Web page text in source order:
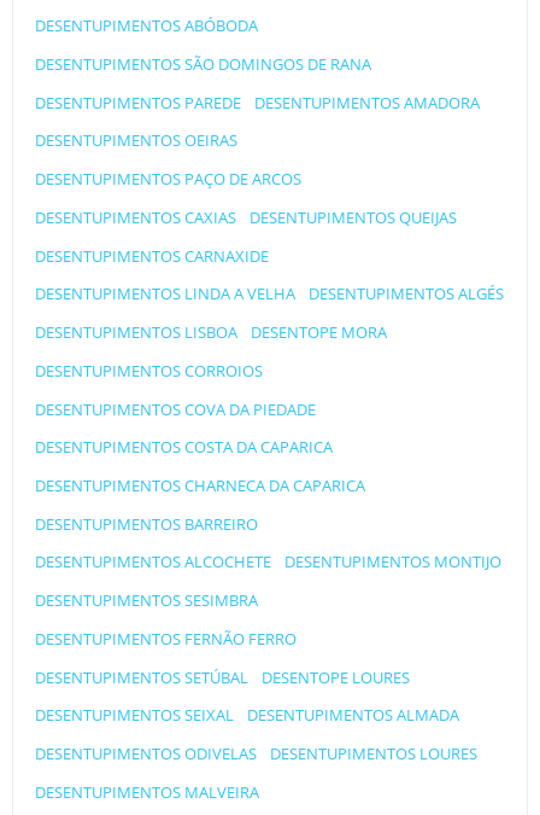
DESENTUPIMENTOS ABÓBODA
DESENTUPIMENTOS SÃO DOMINGOS DE RANA
DESENTUPIMENTOS PAREDE
DESENTUPIMENTOS AMADORA
DESENTUPIMENTOS OEIRAS
DESENTUPIMENTOS PAÇO DE ARCOS
DESENTUPIMENTOS CAXIAS
DESENTUPIMENTOS QUEIJAS
DESENTUPIMENTOS CARNAXIDE
DESENTUPIMENTOS LINDA A VELHA
DESENTUPIMENTOS ALGÉS
DESENTUPIMENTOS LISBOA
DESENTOPE MORA
DESENTUPIMENTOS CORROIOS
DESENTUPIMENTOS COVA DA PIEDADE
DESENTUPIMENTOS COSTA DA CAPARICA
DESENTUPIMENTOS CHARNECA DA CAPARICA
DESENTUPIMENTOS BARREIRO
DESENTUPIMENTOS ALCOCHETE
DESENTUPIMENTOS MONTIJO
DESENTUPIMENTOS SESIMBRA
DESENTUPIMENTOS FERNÃO FERRO
DESENTUPIMENTOS SETÚBAL
DESENTOPE LOURES
DESENTUPIMENTOS SEIXAL
DESENTUPIMENTOS ALMADA
DESENTUPIMENTOS ODIVELAS
DESENTUPIMENTOS LOURES
DESENTUPIMENTOS MALVEIRA